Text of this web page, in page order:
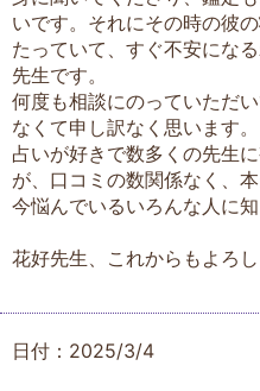
いです。それにその時の彼
たっていて、すぐ不安にな
先生です。
何度も相談にのっていただ
なくて申し訳なく思います。
占いが好きで数多くの先生
が、口コミの数関係なく、
今悩んでいるいろんな人に
花好先生、これからもよろ
日付：2025/3/4